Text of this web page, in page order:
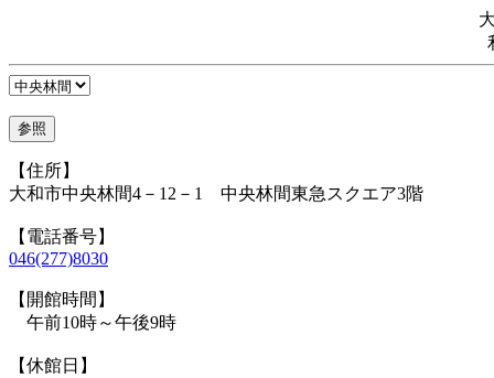
【住所】
大和市中央林間4－12－1 中央林間東急スクエア3階
【電話番号】
046(277)8030
【開館時間】
午前10時～午後9時
【休館日】